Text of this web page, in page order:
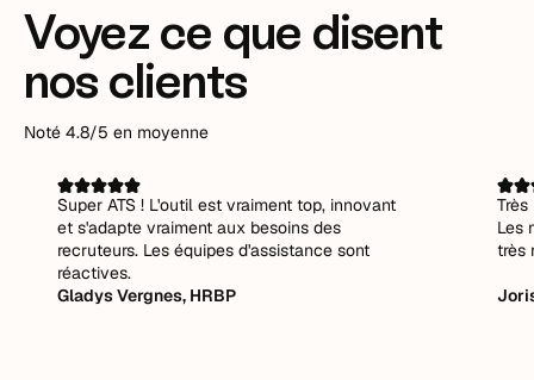
Voyez ce que disent
nos clients
Noté 4.8/5 en moyenne
Super ATS ! L'outil est vraiment top, innovant
et s'adapte vraiment aux besoins des
recruteurs. Les équipes d'assistance sont
réactives.
Gladys Vergnes, HRBP
Les
très